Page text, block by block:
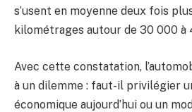
s’usent en moyenne deux fois
kilométrages autour de 30 000 à
Avec cette constatation,
à un dilemme : faut-il privilégier
économique aujourd’hui ou un